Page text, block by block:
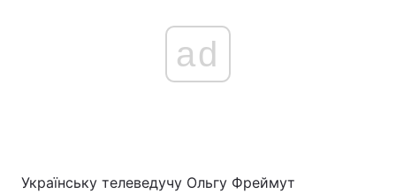
ad
Українську телеведучу Ольгу Фреймут